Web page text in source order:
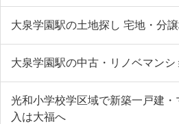
大泉学園駅の土地探し 宅地・分
大泉学園駅の中古・リノベマン
光和小学校学区域で新築一戸建
入は大福へ